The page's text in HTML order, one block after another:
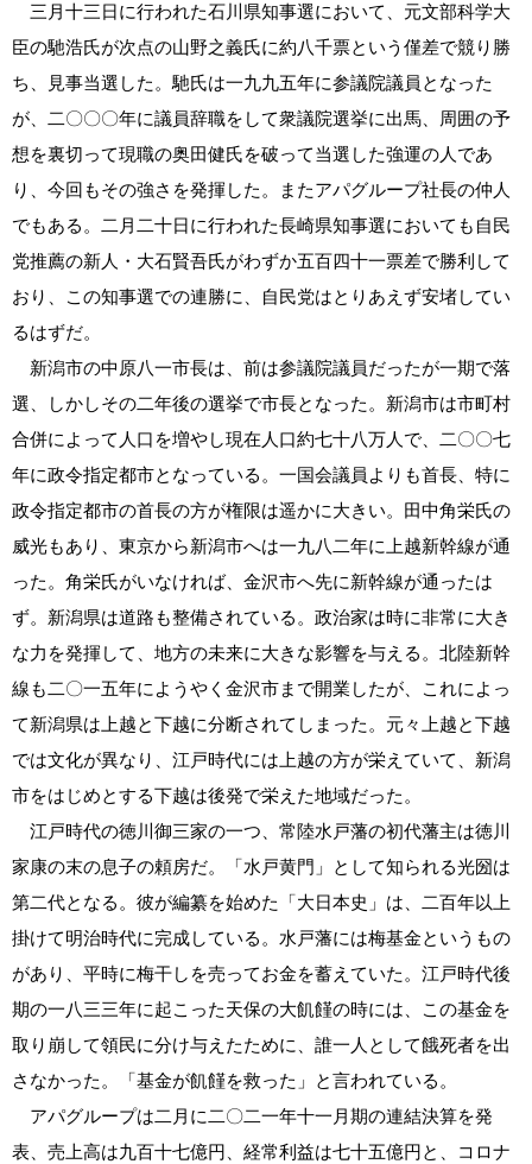
三月十三日に行われた石川県知事選において、元文部科学大
臣の馳浩氏が次点の山野之義氏に約八千票という僅差で競り勝
ち、見事当選した。馳氏は一九九五年に参議院議員となった
が、二〇〇〇年に議員辞職をして衆議院選挙に出馬、周囲の予
想を裏切って現職の奥田健氏を破って当選した強運の人であ
り、今回もその強さを発揮した。またアパグループ社長の仲人
でもある。二月二十日に行われた長崎県知事選においても自民
党推薦の新人・大石賢吾氏がわずか五百四十一票差で勝利して
おり、この知事選での連勝に、自民党はとりあえず安堵してい
るはずだ。
新潟市の中原八一市長は、前は参議院議員だったが一期で落
選、しかしその二年後の選挙で市長となった。新潟市は市町村
合併によって人口を増やし現在人口約七十八万人で、二〇〇七
年に政令指定都市となっている。一国会議員よりも首長、特に
政令指定都市の首長の方が権限は遥かに大きい。田中角栄氏の
威光もあり、東京から新潟市へは一九八二年に上越新幹線が通
った。角栄氏がいなければ、金沢市へ先に新幹線が通ったは
ず。新潟県は道路も整備されている。政治家は時に非常に大き
な力を発揮して、地方の未来に大きな影響を与える。北陸新幹
線も二〇一五年にようやく金沢市まで開業したが、これによっ
て新潟県は上越と下越に分断されてしまった。元々上越と下越
では文化が異なり、江戸時代には上越の方が栄えていて、新潟
市をはじめとする下越は後発で栄えた地域だった。
江戸時代の徳川御三家の一つ、常陸水戸藩の初代藩主は徳川
家康の末の息子の頼房だ。「水戸黄門」として知られる光圀は
第二代となる。彼が編纂を始めた「大日本史」は、二百年以上
掛けて明治時代に完成している。水戸藩には梅基金というもの
があり、平時に梅干しを売ってお金を蓄えていた。江戸時代後
期の一八三三年に起こった天保の大飢饉の時には、この基金を
取り崩して領民に分け与えたために、誰一人として餓死者を出
さなかった。「基金が飢饉を救った」と言われている。
アパグループは二月に二〇二一年十一月期の連結決算を発
表、売上高は九百十七億円、経常利益は七十五億円と、コロナ